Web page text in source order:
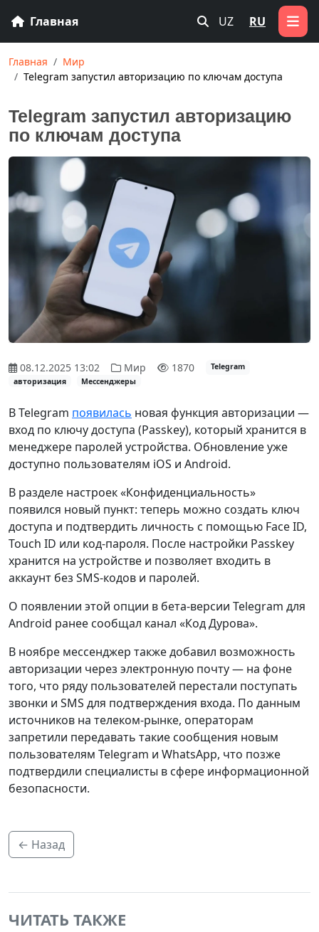
Главная UZ RU
Главная
Мир
Telegram запустил авторизацию по ключам доступа
Telegram запустил авторизацию
по ключам доступа
08.12.2025 13:02 Мир 1870
Telegram
авторизация
Мессенджеры
В Telegram появилась новая функция авторизации —
вход по ключу доступа (Passkey), который хранится в
менеджере паролей устройства. Обновление уже
доступно пользователям iOS и Android.
В разделе настроек «Конфиденциальность»
появился новый пункт: теперь можно создать ключ
доступа и подтвердить личность с помощью Face ID,
Touch ID или код-пароля. После настройки Passkey
хранится на устройстве и позволяет входить в
аккаунт без SMS-кодов и паролей.
О появлении этой опции в бета-версии Telegram для
Android ранее сообщал канал «Код Дурова».
В ноябре мессенджер также добавил возможность
авторизации через электронную почту — на фоне
того, что ряду пользователей перестали поступать
звонки и SMS для подтверждения входа. По данным
источников на телеком-рынке, операторам
запретили передавать такие сообщения новым
пользователям Telegram и WhatsApp, что позже
подтвердили специалисты в сфере информационной
безопасности.
← Назад
ЧИТАТЬ ТАКЖЕ